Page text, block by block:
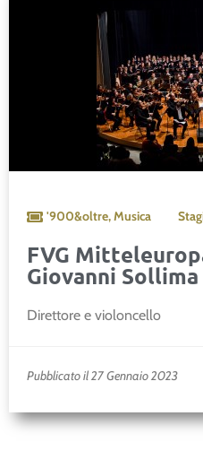
'900&oltre,Musica
FVG
Giovanni Sollima
Direttore e violoncello
Pubblicato il 27 Gennaio 2023